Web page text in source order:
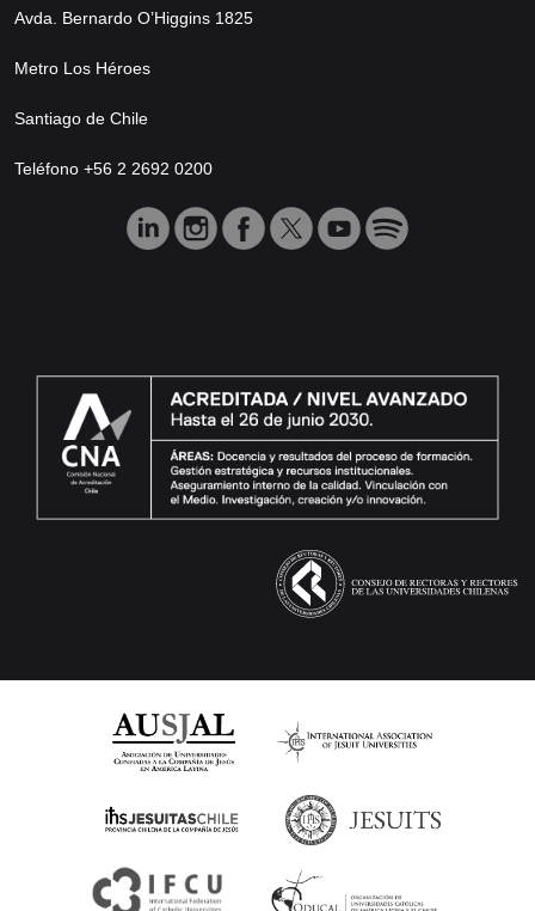
Avda. Bernardo O’Higgins 1825
Metro Los Héroes
Santiago de Chile
Teléfono +56 2 2692 0200